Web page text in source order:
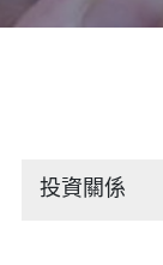
投資關係